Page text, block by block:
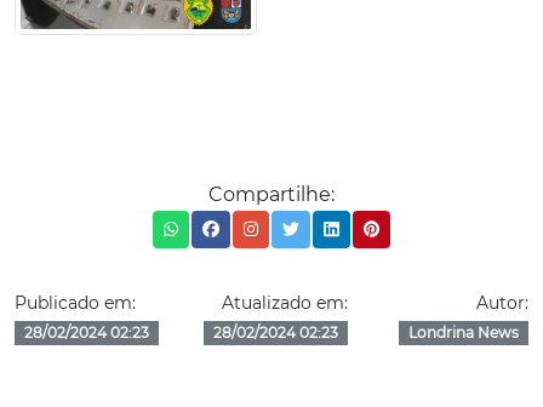
Compartilhe:
Publicado em:
28/02/2024 02:23
Atualizado em:
28/02/2024 02:23
Autor:
Londrina News